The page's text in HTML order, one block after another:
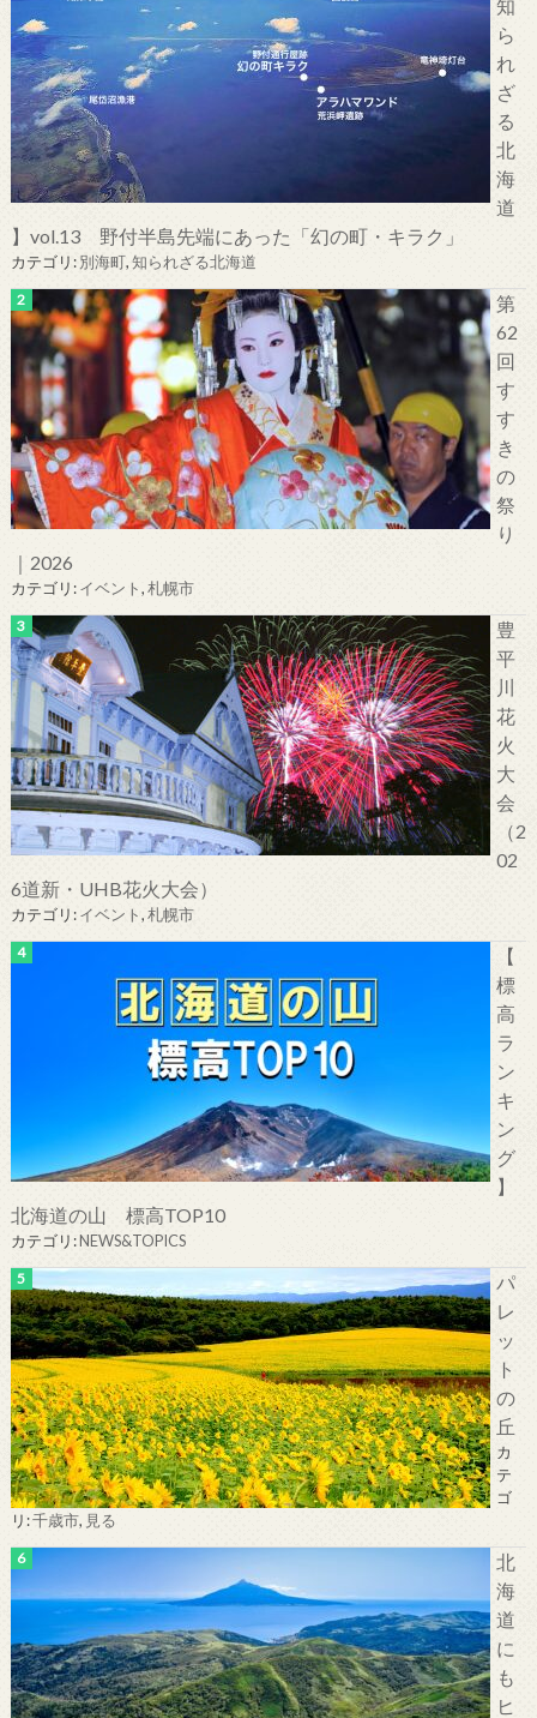
知
ら
れ
ざ
る
北
海
道
】vol.13 野付半島先端にあった「幻の町・キラク」
カテゴリ:別海町,知られざる北海道
第
62
回
す
す
き
の
祭
り
｜2026
カテゴリ:イベント,札幌市
豊
平
川
花
火
大
会
（2
02
6道新・UHB花火大会）
カテゴリ:イベント,札幌市
【
標
高
ラ
ン
キ
ン
グ
】
北海道の山 標高TOP10
カテゴリ:NEWS&TOPICS
パ
レ
ッ
ト
の
丘
カ
テ
ゴ
リ:千歳市, 見る
北
海
道
に
も
ヒ